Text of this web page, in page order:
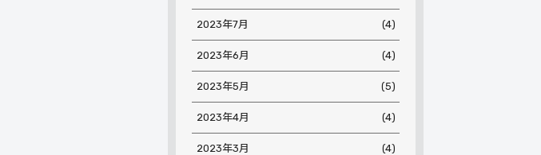
2023年7月 (4)
2023年6月 (4)
2023年5月 (5)
2023年4月 (4)
2023年3月 (4)